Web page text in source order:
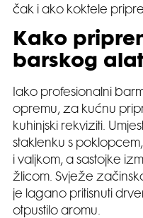
čak i ako koktele
Kako
barskog
Iako profesionalni
opremu, za kućnu
kuhinjski rekviziti.
staklenku s
i valjkom, a sastojke
žlicom. Svježe
je lagano pritisnuti
otpustilo aromu.